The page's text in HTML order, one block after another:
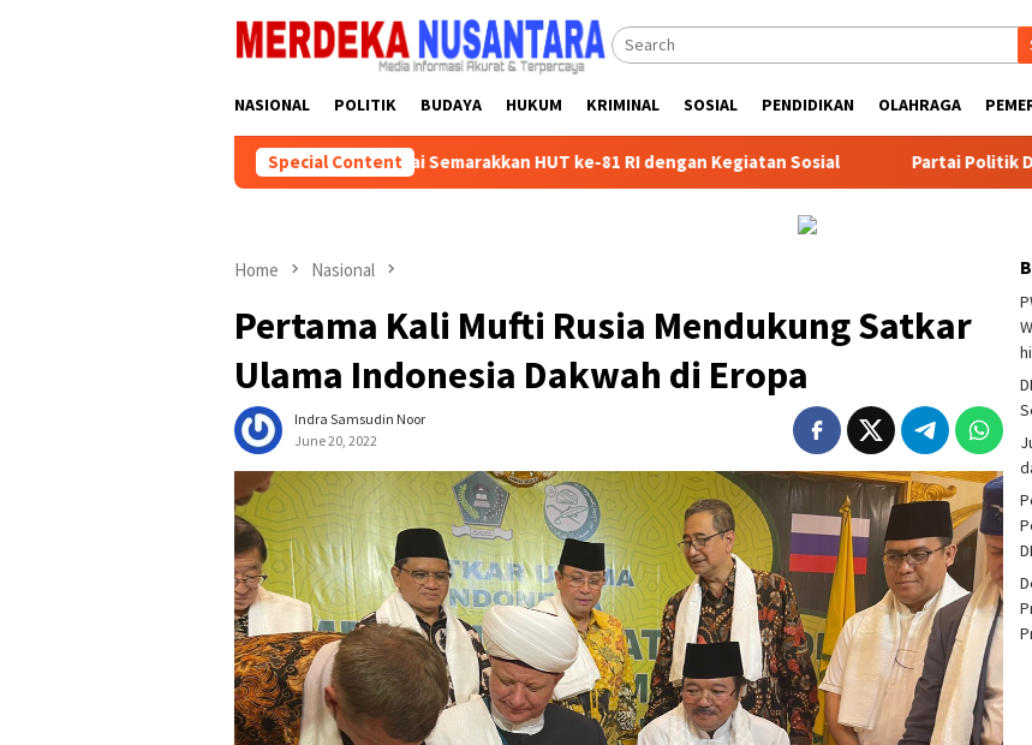
NASIONAL POLITIK BUDAYA HUKUM KRIMINAL SOSIAL PENDIDIKAN OLAHRAGA
Special Content
Golkar Kalsel Instruksikan Kader Partai Semarakkan HUT ke-81 RI dengan Kegiatan Sosial Partai Politik Dapat
Home Nasional
Pertama Kali Mufti Rusia Mendukung Satkar
Ulama Indonesia Dakwah di Eropa
Indra Samsudin Noor
June 20, 2022